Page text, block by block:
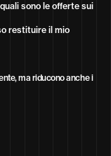
sono le offerte sui
restituire il mio
ma riducono anche i